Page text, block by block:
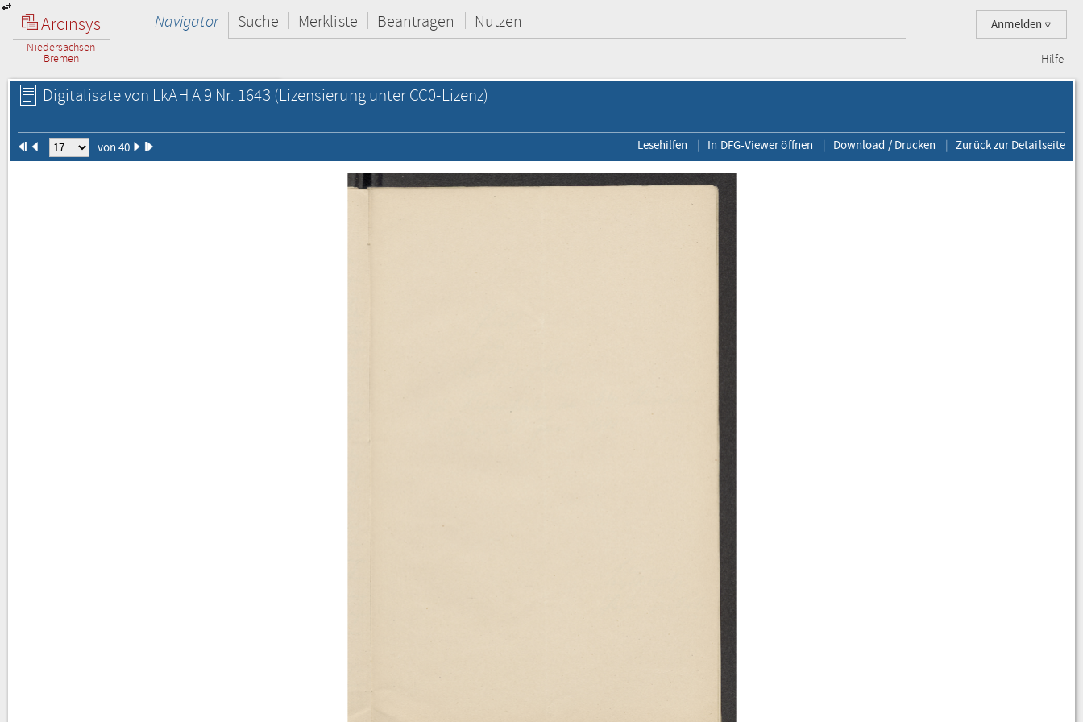
Arcinsys
Niedersachsen
Bremen
Anmelden
Navigator Suche Merkliste Beantragen Nutzen
Hilfe
Digitalisate von LkAH A 9 Nr. 1643 (Lizensierung unter CC0-Lizenz)
von 40 Lesehilfen In DFG-Viewer öffnen Download / Drucken Zurück zur Detailseite